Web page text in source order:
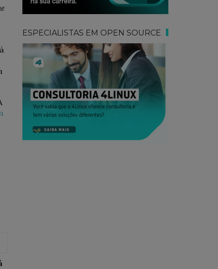
ESPECIALISTAS EM OPEN SOURCE